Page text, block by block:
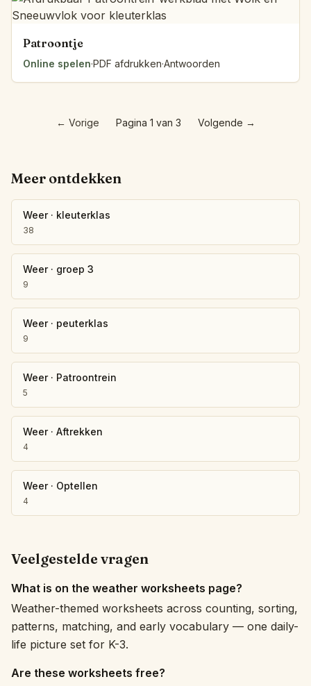
Patroontje
Online spelen·PDF afdrukken·Antwoorden
← Vorige Pagina 1 van 3 Volgende →
Meer ontdekken
Weer· kleuterklas
38
Weer· groep 3
9
Weer· peuterklas
9
Weer· Patroontrein
5
Weer· Aftrekken
4
Weer· Optellen
4
Veelgestelde vragen
What is on the weather worksheets page?
Weather-themed worksheets across counting, sorting,
patterns, matching, and early vocabulary — one daily-
life picture set for K-3.
Are these worksheets free?